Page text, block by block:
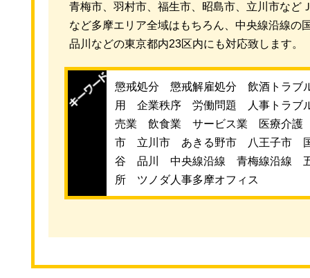
青梅市、羽村市、福生市、昭島市、立川市など
など多摩エリア全域はもちろん、中央線沿線の
品川などの東京都内23区内にも対応致します。
懲戒処分 懲戒解雇処分 飲酒トラ
用 企業秩序 労働問題 人事トラ
売業 飲食業 サービス業 医療介
市 立川市 あきる野市 八王子市
谷 品川 中央線沿線 青梅線沿線 五
所 ツノダ人事多摩オフィス